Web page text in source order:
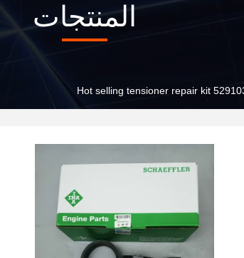
المنتجات
Hot selling tensioner repair kit